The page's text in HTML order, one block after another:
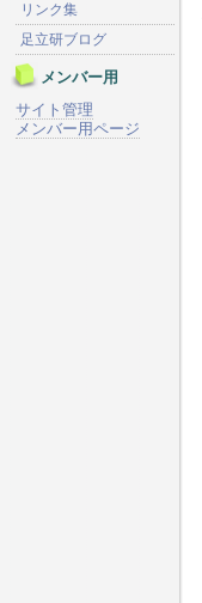
リンク集
足立研ブログ
メンバー用
サイト管理
メンバー用ページ